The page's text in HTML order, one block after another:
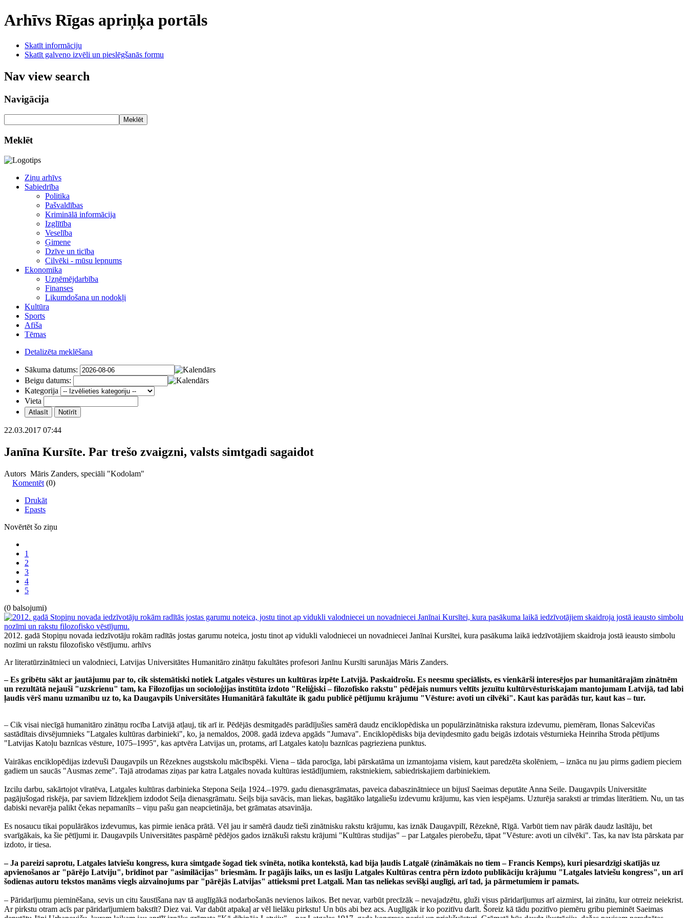
Arhīvs Rīgas apriņķa portāls
Skatīt informāciju
Skatīt galveno izvēli un pieslēgšanās formu
Nav view search
Navigācija
Meklēt
Meklēt
Ziņu arhīvs
Sabiedrība
Politika
Pašvaldības
Kriminālā informācija
Izglītība
Veselība
Ģimene
Dzīve un ticība
Cilvēki - mūsu lepnums
Ekonomika
Uzņēmējdarbība
Finanses
Likumdošana un nodokļi
Kultūra
Sports
Afiša
Tēmas
Detalizēta meklēšana
Sākuma datums:
Beigu datums:
Kategorija
Vieta
22.03.2017 07:44
Janīna Kursīte. Par trešo zvaigzni, valsts simtgadi sagaidot
Autors Māris Zanders, speciāli "Kodolam"
Komentēt (0)
Drukāt
Epasts
Novērtēt šo ziņu
1
2
3
4
5
(0 balsojumi)
2012. gadā Stopiņu novada iedzīvotāju rokām radītās jostas garumu noteica, jostu tinot ap vidukli valodniecei un novadniecei Janīnai Kursītei, kura pasākuma laikā iedzīvotājiem skaidroja jostā ieausto simbolu
nozīmi un rakstu filozofisko vēstījumu. arhīvs
Ar literatūrzinātnieci un valodnieci, Latvijas Universitātes Humanitāro zinātņu fakultātes profesori Janīnu Kursīti sarunājas Māris Zanders.
‒ Es gribētu sākt ar jautājumu par to, cik sistemātiski notiek Latgales vēstures un kultūras izpēte Latvijā. Paskaidrošu. Es neesmu speciālists, es vienkārši interesējos par humanitārajām zinātnēm
un rezultātā nejauši "uzskrienu" tam, ka Filozofijas un socioloģijas institūta izdoto "Reliģiski – filozofisko rakstu" pēdējais numurs veltīts jezuītu kultūrvēsturiskajam mantojumam Latvijā, tad labi
ļaudis vērš manu uzmanību uz to, ka Daugavpils Universitātes Humanitārā fakultāte ik gadu publicē pētījumu krājumu "Vēsture: avoti un cilvēki". Kaut kas parādās tur, kaut kas – tur.
‒ Cik visai niecīgā humanitāro zinātņu rocība Latvijā atļauj, tik arī ir. Pēdējās desmitgadēs parādījušies samērā daudz enciklopēdiska un populārzinātniska rakstura izdevumu, piemēram, Ilonas Salcevičas
sastādītais divsējumnieks "Latgales kultūras darbinieki", ko, ja nemaldos, 2008. gadā izdeva apgāds "Jumava". Enciklopēdisks bija deviņdesmito gadu beigās izdotais vēsturnieka Heinriha Stroda pētījums
"Latvijas Katoļu baznīcas vēsture, 1075–1995", kas aptvēra Latvijas un, protams, arī Latgales katoļu baznīcas pagrieziena punktus.
Vairākas enciklopēdijas izdevuši Daugavpils un Rēzeknes augstskolu mācībspēki. Viena – tāda parocīga, labi pārskatāma un izmantojama visiem, kaut paredzēta skolēniem, – iznāca nu jau pirms gadiem pieciem
gadiem un saucās "Ausmas zeme". Tajā atrodamas ziņas par katra Latgales novada kultūras iestādījumiem, rakstniekiem, sabiedriskajiem darbiniekiem.
Izcilu darbu, sakārtojot vīratēva, Latgales kultūras darbinieka Stepona Seiļa 1924.–1979. gadu dienasgrāmatas, paveica dabaszinātniece un bijusī Saeimas deputāte Anna Seile. Daugavpils Universitāte
pagājušogad riskēja, par saviem līdzekļiem izdodot Seiļa dienasgrāmatu. Seiļs bija savācis, man liekas, bagātāko latgaliešu izdevumu krājumu, kas vien iespējams. Uzturēja saraksti ar trimdas literātiem. Nu, un tas
dabiski nevarēja palikt čekas nepamanīts – viņu pašu gan neapcietināja, bet grāmatas atsavināja.
Es nosaucu tikai populārākos izdevumus, kas pirmie ienāca prātā. Vēl jau ir samērā daudz tieši zinātnisku rakstu krājumu, kas iznāk Daugavpilī, Rēzeknē, Rīgā. Varbūt tiem nav pārāk daudz lasītāju, bet
svarīgākais, ka šie pētījumi ir. Daugavpils Universitātes paspārnē pēdējos gados iznākuši rakstu krājumi "Kultūras studijas" – par Latgales pierobežu, tāpat "Vēsture: avoti un cilvēki". Tas, ka nav īsta pārskata par
izdoto, ir tiesa.
‒ Ja pareizi saprotu, Latgales latviešu kongress, kura simtgade šogad tiek svinēta, notika kontekstā, kad bija ļaudis Latgalē (zināmākais no tiem – Francis Kemps), kuri piesardzīgi skatījās uz
apvienošanos ar "pārējo Latviju", brīdinot par "asimilācijas" briesmām. Ir pagājis laiks, un es lasīju Latgales Kultūras centra pērn izdoto publikāciju krājumu "Latgales latviešu kongress", un arī
šodienas autoru tekstos manāms viegls aizvainojums par "pārējās Latvijas" attieksmi pret Latgali. Man tas neliekas sevišķi auglīgi, arī tad, ja pārmetumiem ir pamats.
‒ Pāridarījumu pieminēšana, sevis un citu šaustīšana nav tā auglīgākā nodarbošanās nevienos laikos. Bet nevar, varbūt precīzāk – nevajadzētu, gluži visus pāridarījumus arī aizmirst, lai zinātu, kur otrreiz neiekrist.
Ar pirkstu otram acīs par pāridarījumiem bakstīt? Diez vai. Var dabūt atpakaļ ar vēl lielāku pirkstu! Un būs abi bez acs. Auglīgāk ir ko pozitīvu darīt. Šoreiz kā tādu pozitīvo piemēru gribu pieminēt Saeimas